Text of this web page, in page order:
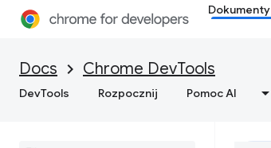
Dokumenty
Docs Chrome DevTools
DevTools Rozpocznij Pomoc AI